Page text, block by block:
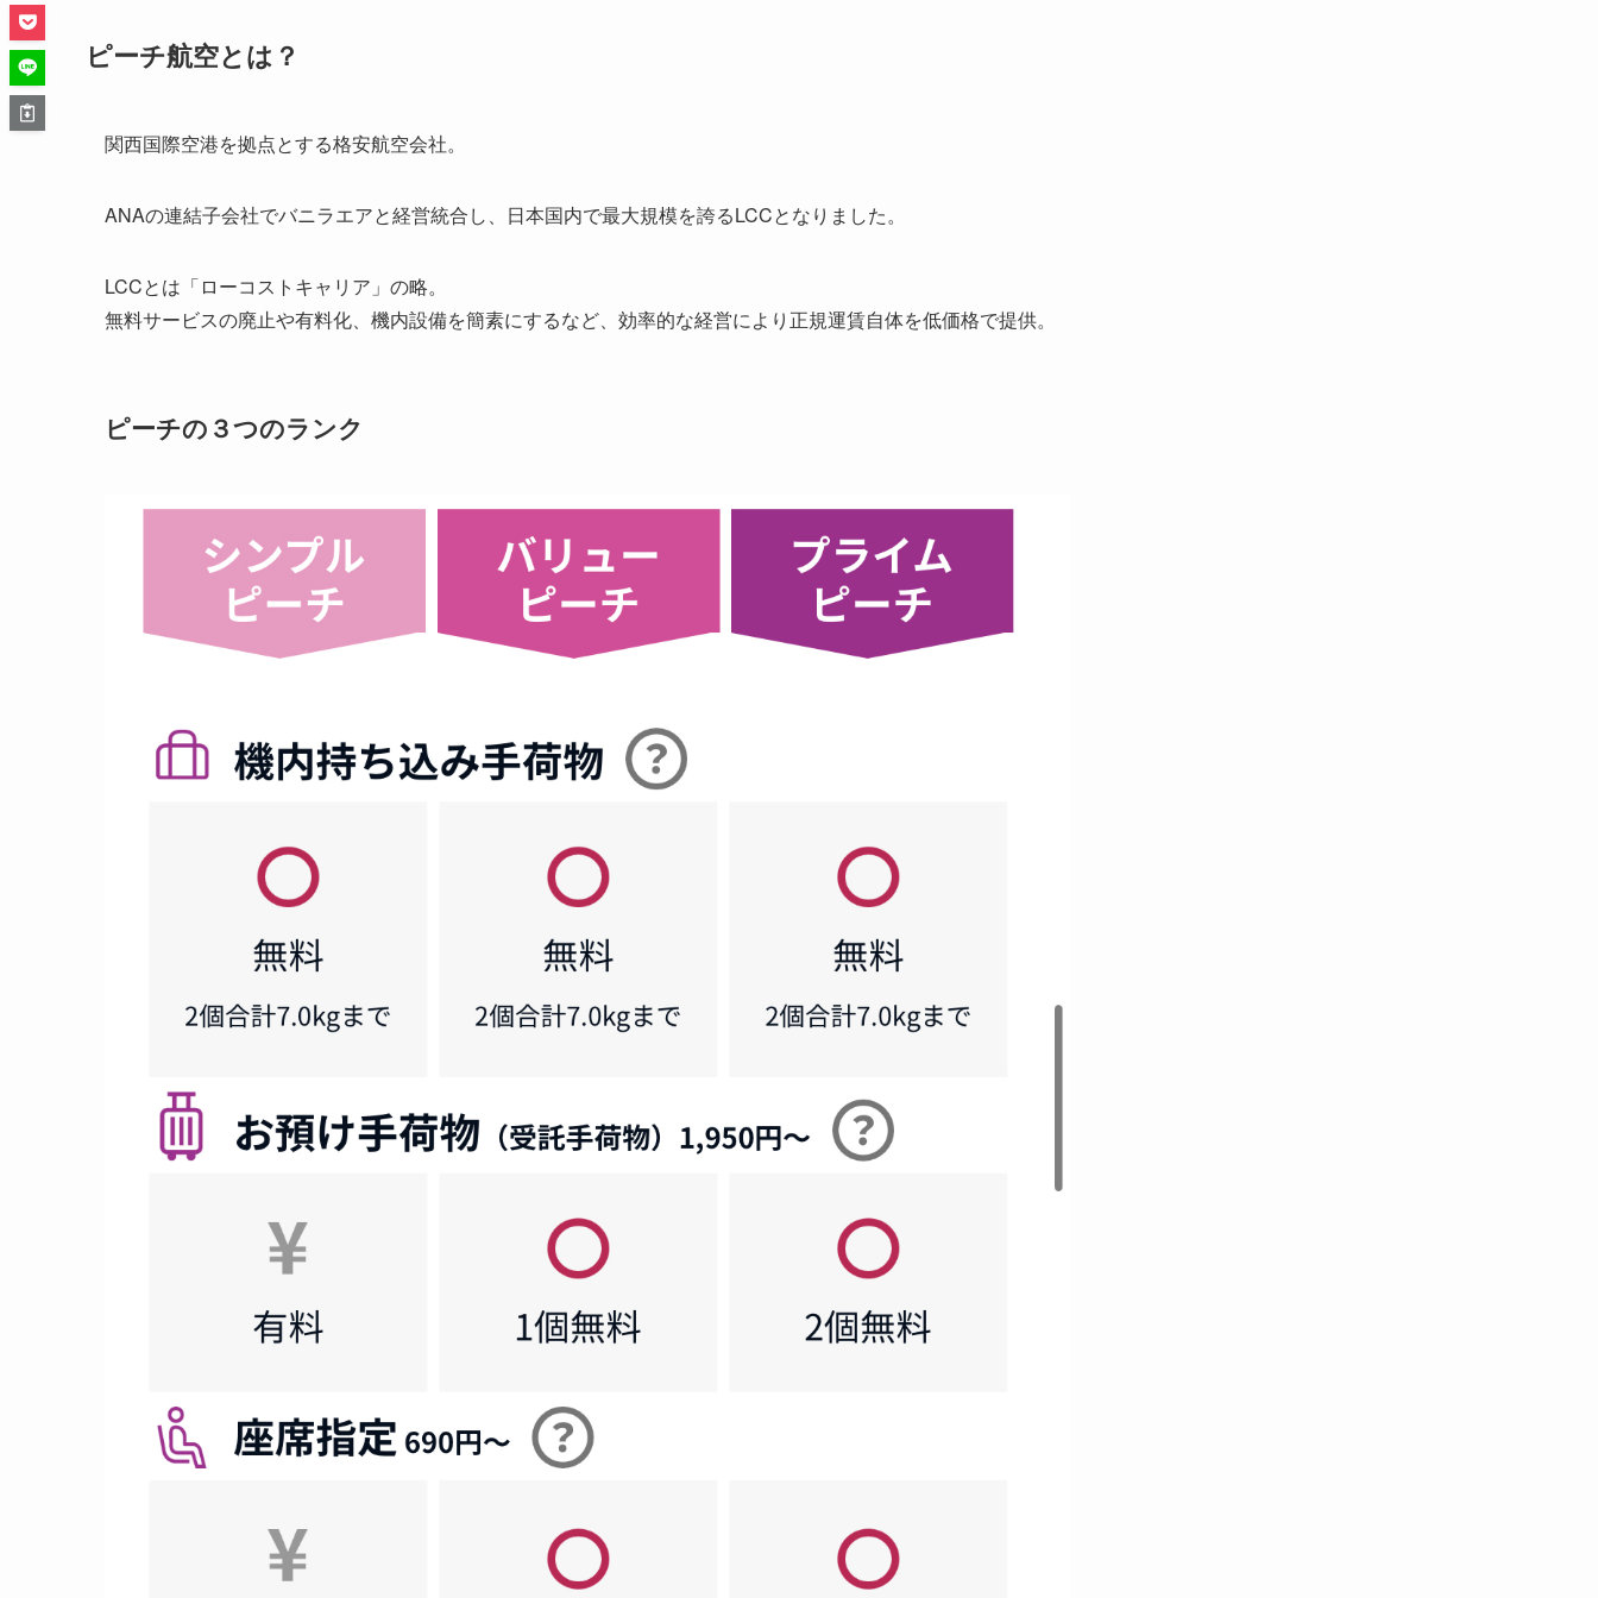
ピーチ航空とは？
関西国際空港を拠点とする格安航空会社。
ANAの連結子会社でバニラエアと経営統合し、日本国内で最大規模を誇るLCCとなりました。
LCCとは「ローコストキャリア」の略。
無料サービスの廃止や有料化、機内設備を簡素にするなど、効率的な経営により正規運賃自体を低価格で提供。
ピーチの３つのランク